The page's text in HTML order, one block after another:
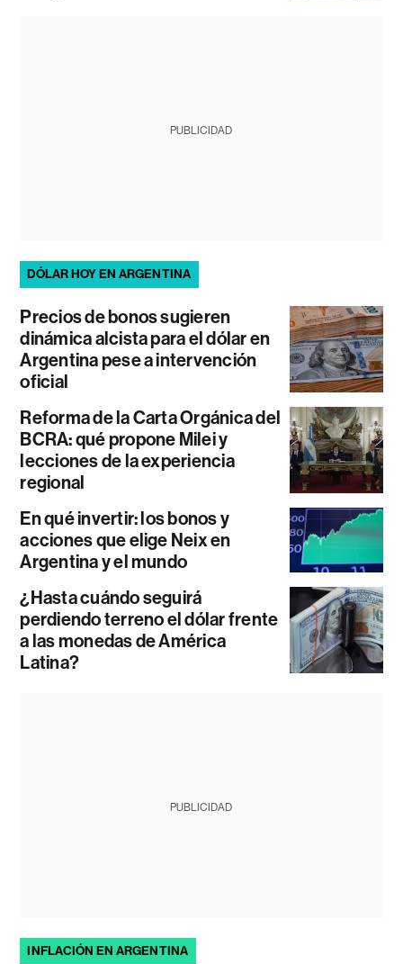
PUBLICIDAD
DÓLAR HOY EN ARGENTINA
Precios de bonos sugieren
dinámica alcista para el dólar en
Argentina pese a intervención
oficial
Reforma de la Carta Orgánica del
BCRA: qué propone Milei y
lecciones de la experiencia
regional
En qué invertir: los bonos y
acciones que elige Neix en
Argentina y el mundo
¿Hasta cuándo seguirá
perdiendo terreno el dólar frente
a las monedas de América
Latina?
PUBLICIDAD
INFLACIÓN EN ARGENTINA